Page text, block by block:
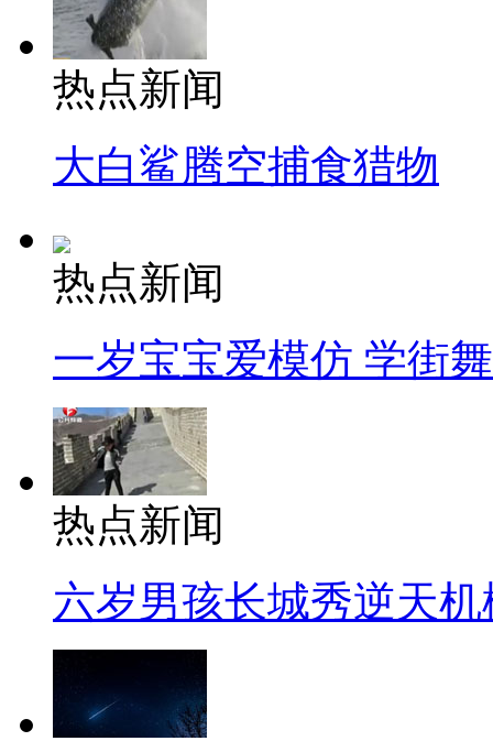
热点新闻
大白鲨腾空捕食猎物
热点新闻
一岁宝宝爱模仿 学街
热点新闻
六岁男孩长城秀逆天机